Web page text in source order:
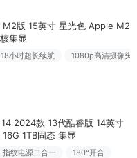
版 15英寸 星光色 Apple M2
集显
18小时超长续航 1080p高清摄像头
2024款 13代酷睿版 14英寸
1TB固态 集显
指纹电源二合一 180°开合